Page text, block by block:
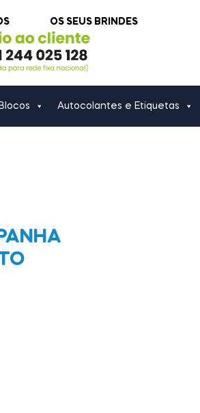
OS SEUS BRINDES
Autocolantes e Etiquetas
máxima de encomenda